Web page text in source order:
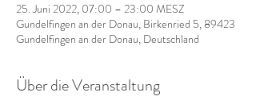
25. Juni 2022, 07:00 – 23:00 MESZ
Gundelfingen an der Donau, Birkenried 5, 89423
Gundelfingen an der Donau, Deutschland
Über die Veranstaltung